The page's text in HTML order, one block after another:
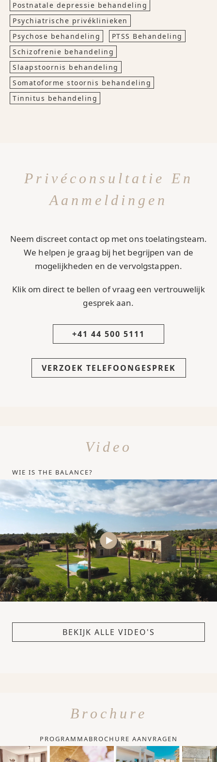
Postnatale depressie behandeling
Psychiatrische privéklinieken
Psychose behandeling
PTSS Behandeling
Schizofrenie behandeling
Slaapstoornis behandeling
Somatoforme stoornis behandeling
Tinnitus behandeling
Privéconsultatie En
Aanmeldingen
Neem discreet contact op met ons toelatingsteam.
We helpen je graag bij het begrijpen van de
mogelijkheden en de vervolgstappen.
Klik om direct te bellen of vraag een vertrouwelijk
gesprek aan.
+41 44 500 5111
VERZOEK TELEFOONGESPREK
Video
WIE IS THE BALANCE?
BEKIJK ALLE VIDEO'S
Brochure
PROGRAMMABROCHURE AANVRAGEN